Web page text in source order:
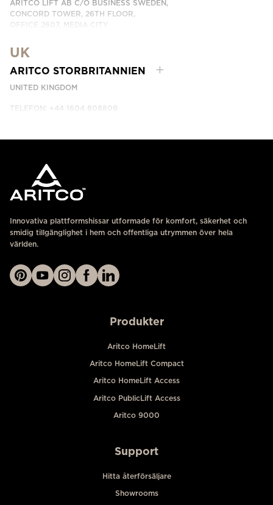
ARITCO LIFT AB C/O BUSINESS SWEDEN,
CONCORD TOWER, 26TH FLOOR,
OFFICE 2607, MEDIA CITY
KONTAKTA OSS
UK
ARITCO STORBRITANNIEN
UNITED KINGDOM
TELEFON: +44 1604 808809
Innovativa plattformshissar utformade för komfort, säkerhet och
smidig tillgänglighet i hem och offentliga utrymmen över hela
världen.
Produkter
Aritco HomeLift
Aritco HomeLift Compact
Aritco HomeLift Access
Aritco PublicLift Access
Aritco 9000
Support
Hitta återförsäljare
Showrooms